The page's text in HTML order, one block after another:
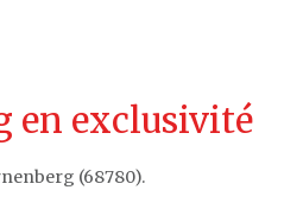
en exclusivité
(68780).